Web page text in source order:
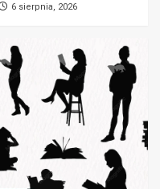
6 sierpnia, 2026